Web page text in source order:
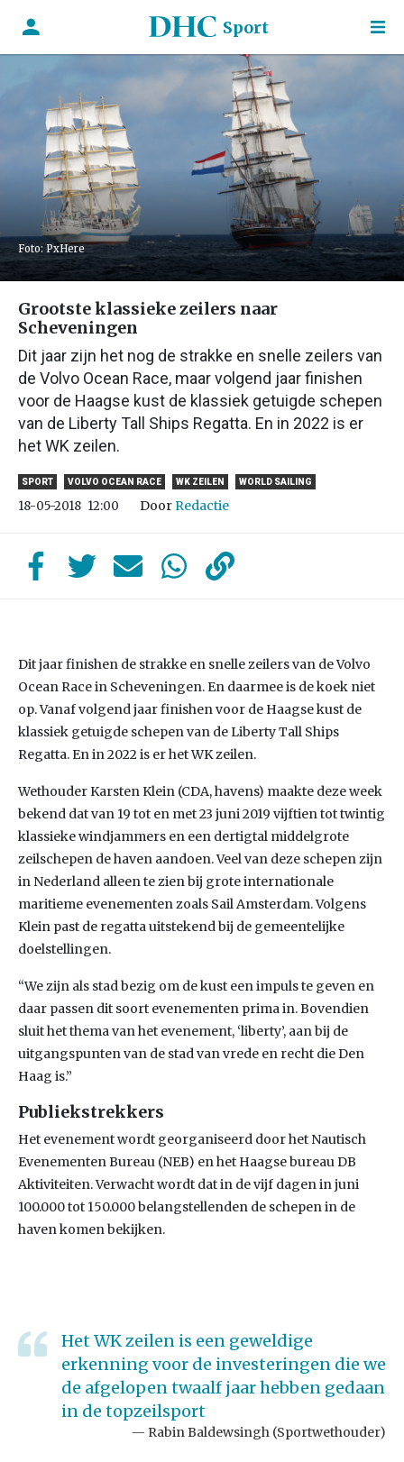
Sport
Foto: PxHere
Grootste klassieke zeilers naar
Scheveningen
Dit jaar zijn het nog de strakke en snelle zeilers van
de Volvo Ocean Race, maar volgend jaar finishen
voor de Haagse kust de klassiek getuigde schepen
van de Liberty Tall Ships Regatta. En in 2022 is er
het WK zeilen.
SPORT VOLVO OCEAN RACE WK ZEILEN WORLD SAILING
18-05-2018 12:00 DoorRedactie
Dit jaar finishen de strakke en snelle zeilers van de Volvo
Ocean Race in Scheveningen. En daarmee is de koek niet
op. Vanaf volgend jaar finishen voor de Haagse kust de
klassiek getuigde schepen van de Liberty Tall Ships
Regatta. En in 2022 is er het WK zeilen.
Wethouder Karsten Klein (CDA, havens) maakte deze week
bekend dat van 19 tot en met 23 juni 2019 vijftien tot twintig
klassieke windjammers en een dertigtal middelgrote
zeilschepen de haven aandoen. Veel van deze schepen zijn
in Nederland alleen te zien bij grote internationale
maritieme evenementen zoals Sail Amsterdam. Volgens
Klein past de regatta uitstekend bij de gemeentelijke
doelstellingen.
“We zijn als stad bezig om de kust een impuls te geven en
daar passen dit soort evenementen prima in. Bovendien
sluit het thema van het evenement, ‘liberty’, aan bij de
uitgangspunten van de stad van vrede en recht die Den
Haag is.”
Publiekstrekkers
Het evenement wordt georganiseerd door het Nautisch
Evenementen Bureau (NEB) en het Haagse bureau DB
Aktiviteiten. Verwacht wordt dat in de vijf dagen in juni
100.000 tot 150.000 belangstellenden de schepen in de
haven komen bekijken.
Het WK zeilen is een geweldige
erkenning voor de investeringen die we
de afgelopen twaalf jaar hebben gedaan
in de topzeilsport
Rabin Baldewsingh (Sportwethouder)